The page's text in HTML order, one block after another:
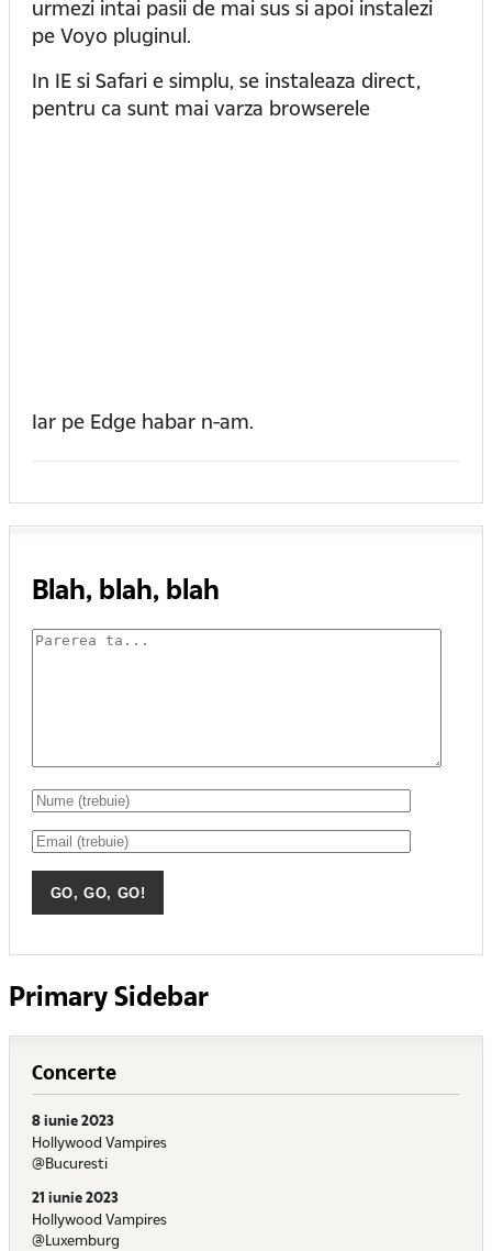
urmezi intai pasii de mai sus si apoi instalezi
pe Voyo pluginul.
In IE si Safari e simplu, se instaleaza direct,
pentru ca sunt mai varza browserele
Iar pe Edge habar n-am.
Blah, blah, blah
Primary Sidebar
Concerte
8 iunie 2023
Hollywood Vampires
@Bucuresti
21 iunie 2023
Hollywood Vampires
@Luxemburg